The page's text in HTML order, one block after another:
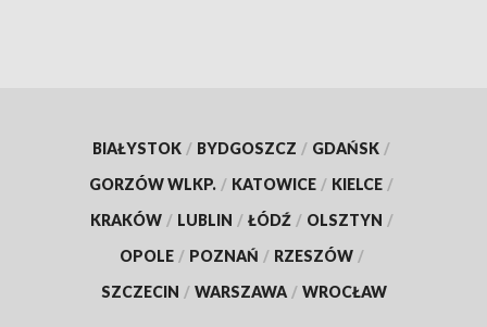
BIAŁYSTOK / BYDGOSZCZ / GDAŃSK /
GORZÓW WLKP. / KATOWICE / KIELCE /
KRAKÓW / LUBLIN / ŁÓDŹ / OLSZTYN /
OPOLE / POZNAŃ / RZESZÓW /
SZCZECIN / WARSZAWA / WROCŁAW